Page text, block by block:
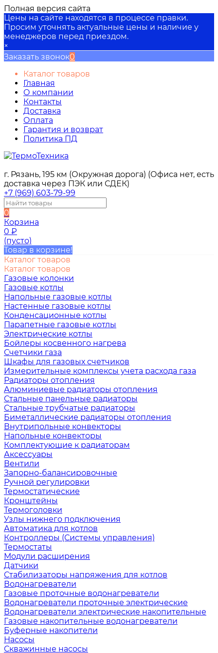
Полная версия сайта
Цены на сайте находятся в процессе правки.
Просим уточнять актуальные цены и наличие у
менеджеров перед приездом.
×
Заказать звонок0
Каталог товаров
Главная
О компании
Контакты
Доставка
Оплата
Гарантия и возврат
Политика ПД
г. Рязань, 195 км (Окружная дорога) (Офиса нет, есть
доставка через ПЭК или СДЕК)
+7 (969) 603-79-99
0
Корзина
0 ₽
(пусто)
Товар в корзине!
Каталог товаров
Каталог товаров
Газовые колонки
Газовые котлы
Напольные газовые котлы
Настенные газовые котлы
Конденсационные котлы
Парапетные газовые котлы
Электрические котлы
Бойлеры косвенного нагрева
Счетчики газа
Шкафы для газовых счетчиков
Измерительные комплексы учета расхода газа
Радиаторы отопления
Алюминиевые радиаторы отопления
Стальные панельные радиаторы
Стальные трубчатые радиаторы
Биметаллические радиаторы отопления
Внутрипольные конвекторы
Напольные конвекторы
Комплектующие к радиаторам
Аксессуары
Вентили
Запорно-балансировочные
Ручной регулировки
Термостатические
Кронштейны
Термоголовки
Узлы нижнего подключения
Автоматика для котлов
Контроллеры (Системы управления)
Термостаты
Модули расширения
Датчики
Стабилизаторы напряжения для котлов
Водонагреватели
Газовые проточные водонагреватели
Водонагреватели проточные электрические
Водонагреватели электрические накопительные
Газовые накопительные водонагреватели
Буферные накопители
Насосы
Скважинные насосы